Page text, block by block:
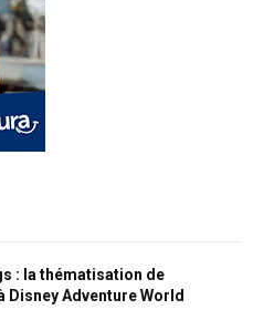
: la thématisation de
Disney Adventure World